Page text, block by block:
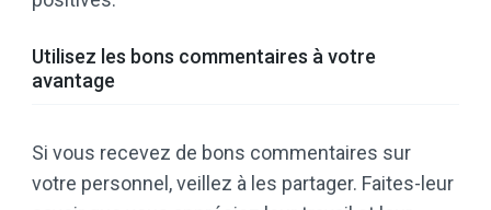
Utilisez les bons commentaires à votre
avantage
Si vous recevez de bons commentaires sur
votre personnel, veillez à les partager. Faites-leur